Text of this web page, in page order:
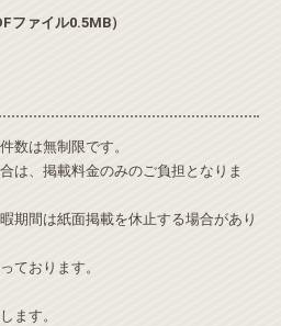
ファイル0.5MB）
数は無制限です。
は、掲載料金のみのご負担となりま
期間は紙面掲載を休止する場合があり
ております。
ます。